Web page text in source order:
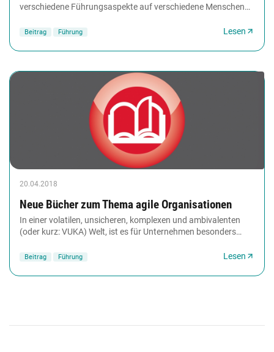
verschiedene Führungsaspekte auf verschiedene Menschen
Beitrag Führung Lesen
20.04.2018
Neue Bücher zum Thema agile Organisationen
In einer volatilen, unsicheren, komplexen und ambivalenten
(oder kurz: VUKA) Welt, ist es für Unternehmen besonders
Beitrag Führung Lesen